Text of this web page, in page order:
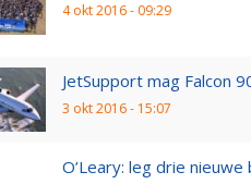
4 okt 2016 - 09:29
JetSupport mag Falcon
3 okt 2016 - 15:07
O’Leary: leg drie